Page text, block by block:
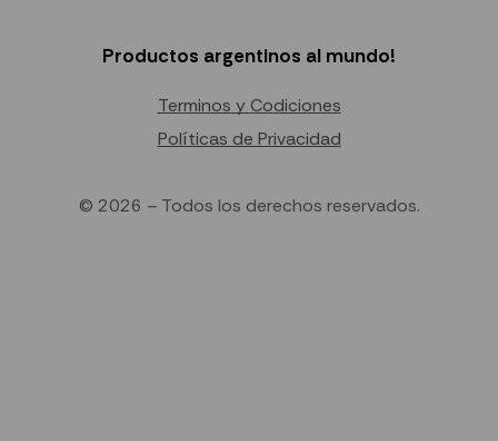
Productos argentinos al mundo!
Terminos y Codiciones
Políticas de Privacidad
© 2026 – Todos los derechos reservados.